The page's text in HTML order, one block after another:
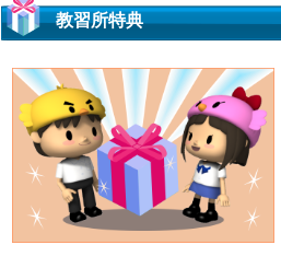
教習所特典